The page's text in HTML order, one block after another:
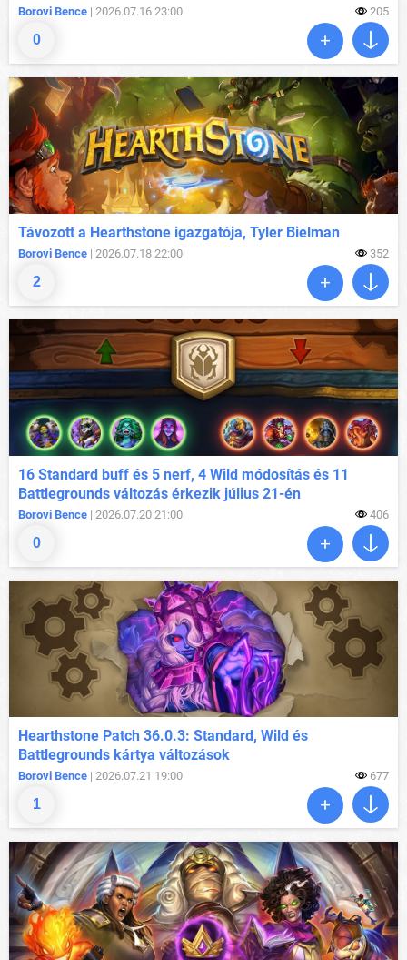
0
Borovi Bence | 2026.07.16 23:00 205
2
Távozott a Hearthstone igazgatója, Tyler Bielman
Borovi Bence | 2026.07.18 22:00 352
0
16 Standard buff és 5 nerf, 4 Wild módosítás és 11
Battlegrounds változás érkezik július 21-én
Borovi Bence | 2026.07.20 21:00 406
1
Hearthstone Patch 36.0.3: Standard, Wild és
Battlegrounds kártya változások
Borovi Bence | 2026.07.21 19:00 677